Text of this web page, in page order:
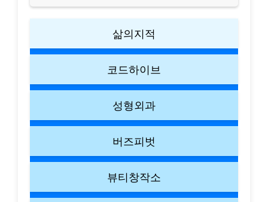
삶의지적
코드하이브
성형외과
버즈피벗
뷰티창작소